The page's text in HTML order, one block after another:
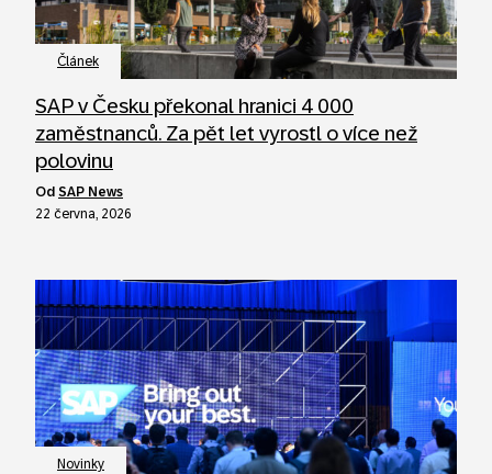
Článek
SAP v Česku překonal hranici 4 000
zaměstnanců. Za pět let vyrostl o více než
polovinu
od SAP News
22 června, 2026
Novinky